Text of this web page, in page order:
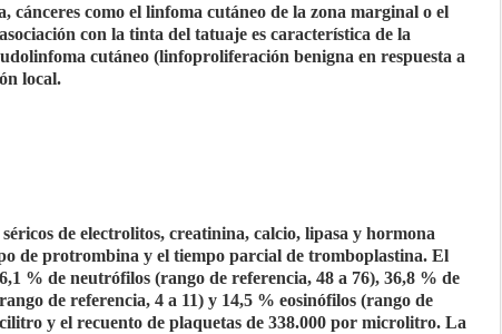
como el linfoma cutáneo de la zona marginal o el
con la tinta del tatuaje es característica de la
cutáneo (linfoproliferación benigna en respuesta a
local.
de electrolitos, creatinina, calcio, lipasa y hormona
de protrombina y el tiempo parcial de tromboplastina. El
% de neutrófilos (rango de referencia, 48 a 76), 36,8 % de
de referencia, 4 a 11) y 14,5 % eosinófilos (rango de
y el recuento de plaquetas de 338.000 por microlitro. La